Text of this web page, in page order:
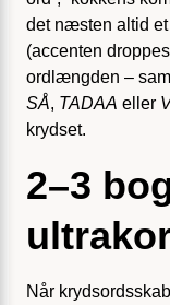
det næsten altid et
(accenten
ordlængden –
SÅ, TADAA eller
krydset.
2–3
Når